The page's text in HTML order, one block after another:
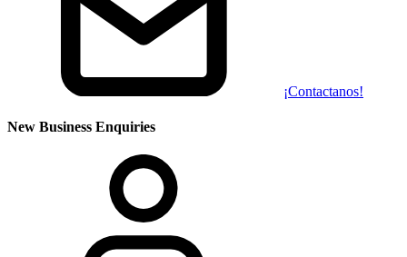
¡Contactanos!
New Business Enquiries